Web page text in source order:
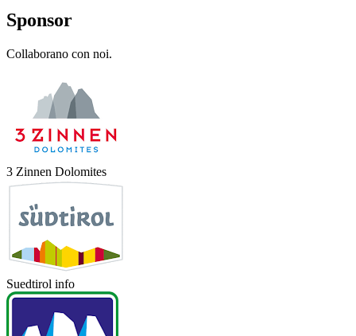
Sponsor
Collaborano con noi.
3 Zinnen Dolomites
Suedtirol info